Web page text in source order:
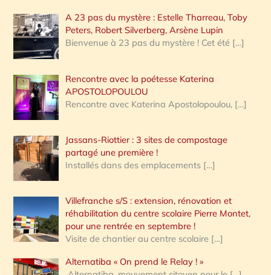
A 23 pas du mystère : Estelle Tharreau, Toby
Peters, Robert Silverberg, Arsène Lupin
Bienvenue à 23 pas du mystère ! Cet été […]
Rencontre avec la poétesse Katerina
APOSTOLOPOULOU
Rencontre avec Katerina Apostolopoulou, […]
Jassans-Riottier : 3 sites de compostage
partagé une première !
Installés dans des emplacements […]
Villefranche s/S : extension, rénovation et
réhabilitation du centre scolaire Pierre Montet,
pour une rentrée en septembre !
Visite de chantier au centre scolaire […]
Alternatiba « On prend le Relay ! »